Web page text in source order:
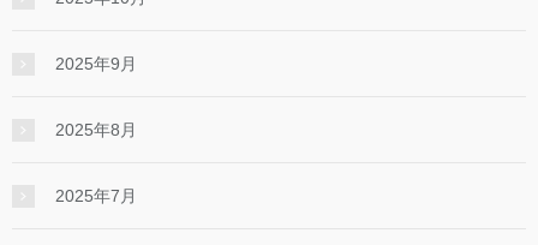
2025年9月
2025年8月
2025年7月